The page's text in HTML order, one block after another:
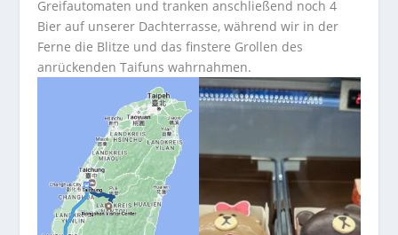
Greifautomaten und tranken anschließend noch 4
Bier auf unserer Dachterrasse, während wir in der
Ferne die Blitze und das finstere Grollen des
anrückenden Taifuns wahrnahmen.